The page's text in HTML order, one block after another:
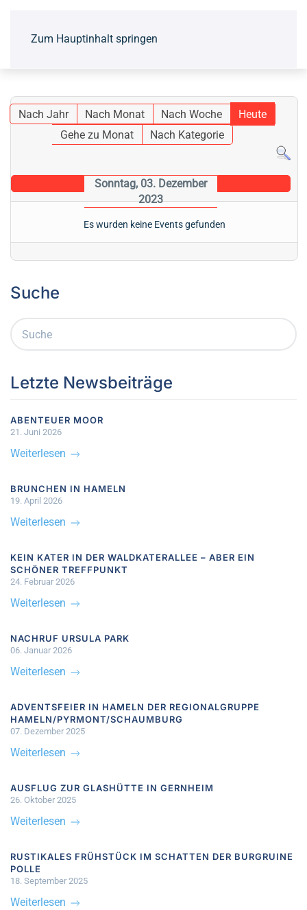
Zum Hauptinhalt springen
Nach Jahr Nach Monat Nach Woche
Heute
Gehe zu Monat
Nach Kategorie
Sonntag, 03. Dezember
2023
Es wurden keine Events gefunden
Suche
Letzte Newsbeiträge
ABENTEUER MOOR
21. Juni 2026
Weiterlesen
BRUNCHEN IN HAMELN
19. April 2026
Weiterlesen
KEIN KATER IN DER WALDKATERALLEE – ABER EIN
SCHÖNER TREFFPUNKT
24. Februar 2026
Weiterlesen
NACHRUF URSULA PARK
06. Januar 2026
Weiterlesen
ADVENTSFEIER IN HAMELN DER REGIONALGRUPPE
HAMELN/PYRMONT/SCHAUMBURG
07. Dezember 2025
Weiterlesen
AUSFLUG ZUR GLASHÜTTE IN GERNHEIM
26. Oktober 2025
Weiterlesen
RUSTIKALES FRÜHSTÜCK IM SCHATTEN DER BURGRUINE
POLLE
18. September 2025
Weiterlesen